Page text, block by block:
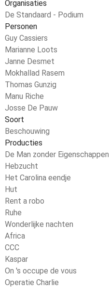
Organisaties
De Standaard - Podium
Personen
Guy Cassiers
Marianne Loots
Janne Desmet
Mokhallad Rasem
Thomas Gunzig
Manu Riche
Josse De Pauw
Soort
Beschouwing
Producties
De Man zonder Eigenschappen
Hebzucht
Het Carolina eendje
Hut
Rent a robo
Ruhe
Wonderlijke nachten
Africa
CCC
Kaspar
On 's occupe de vous
Operatie Charlie